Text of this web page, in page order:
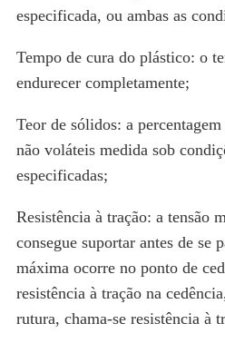
especificada, ou ambas as
Tempo de cura do plástico: o
endurecer completamente;
Teor de sólidos: a
não voláteis medida sob
especificadas;
Resistência à tração: a tensão
consegue suportar antes de se
máxima ocorre no ponto de
resistência à tração na
rutura, chama-se resistência à